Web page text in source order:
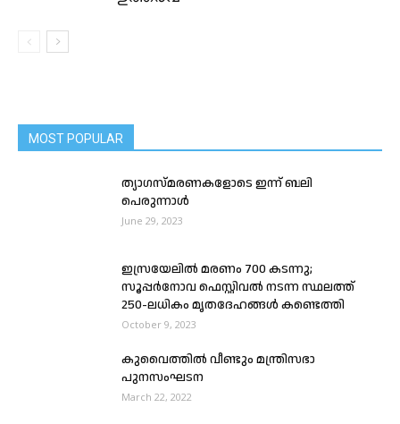
MOST POPULAR
ത്യാഗസ്മരണകളോടെ ഇന്ന് ബലി
പെരുന്നാൾ
June 29, 2023
ഇസ്രയേലിൽ മരണം 700 കടന്നു;
സൂപ്പർനോവ ഫെസ്റ്റിവൽ നടന്ന സ്ഥലത്ത്
250-ലധികം മൃതദേഹങ്ങൾ കണ്ടെത്തി
October 9, 2023
കുവൈത്തിൽ വീണ്ടും മന്ത്രിസഭാ
പുനസംഘടന
March 22, 2022